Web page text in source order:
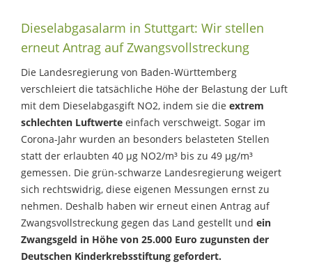
Dieselabgasalarm in Stuttgart: Wir stellen
erneut Antrag auf Zwangsvollstreckung
Die Landesregierung von Baden-Württemberg
verschleiert die tatsächliche Höhe der Belastung der Luft
mit dem Dieselabgasgift NO2, indem sie die extrem
schlechten Luftwerte einfach verschweigt. Sogar im
Corona-Jahr wurden an besonders belasteten Stellen
statt der erlaubten 40 µg NO2/m³ bis zu 49 µg/m³
gemessen. Die grün-schwarze Landesregierung weigert
sich rechtswidrig, diese eigenen Messungen ernst zu
nehmen. Deshalb haben wir erneut einen Antrag auf
Zwangsvollstreckung gegen das Land gestellt und ein
Zwangsgeld in Höhe von 25.000 Euro zugunsten der
Deutschen Kinderkrebsstiftung gefordert.